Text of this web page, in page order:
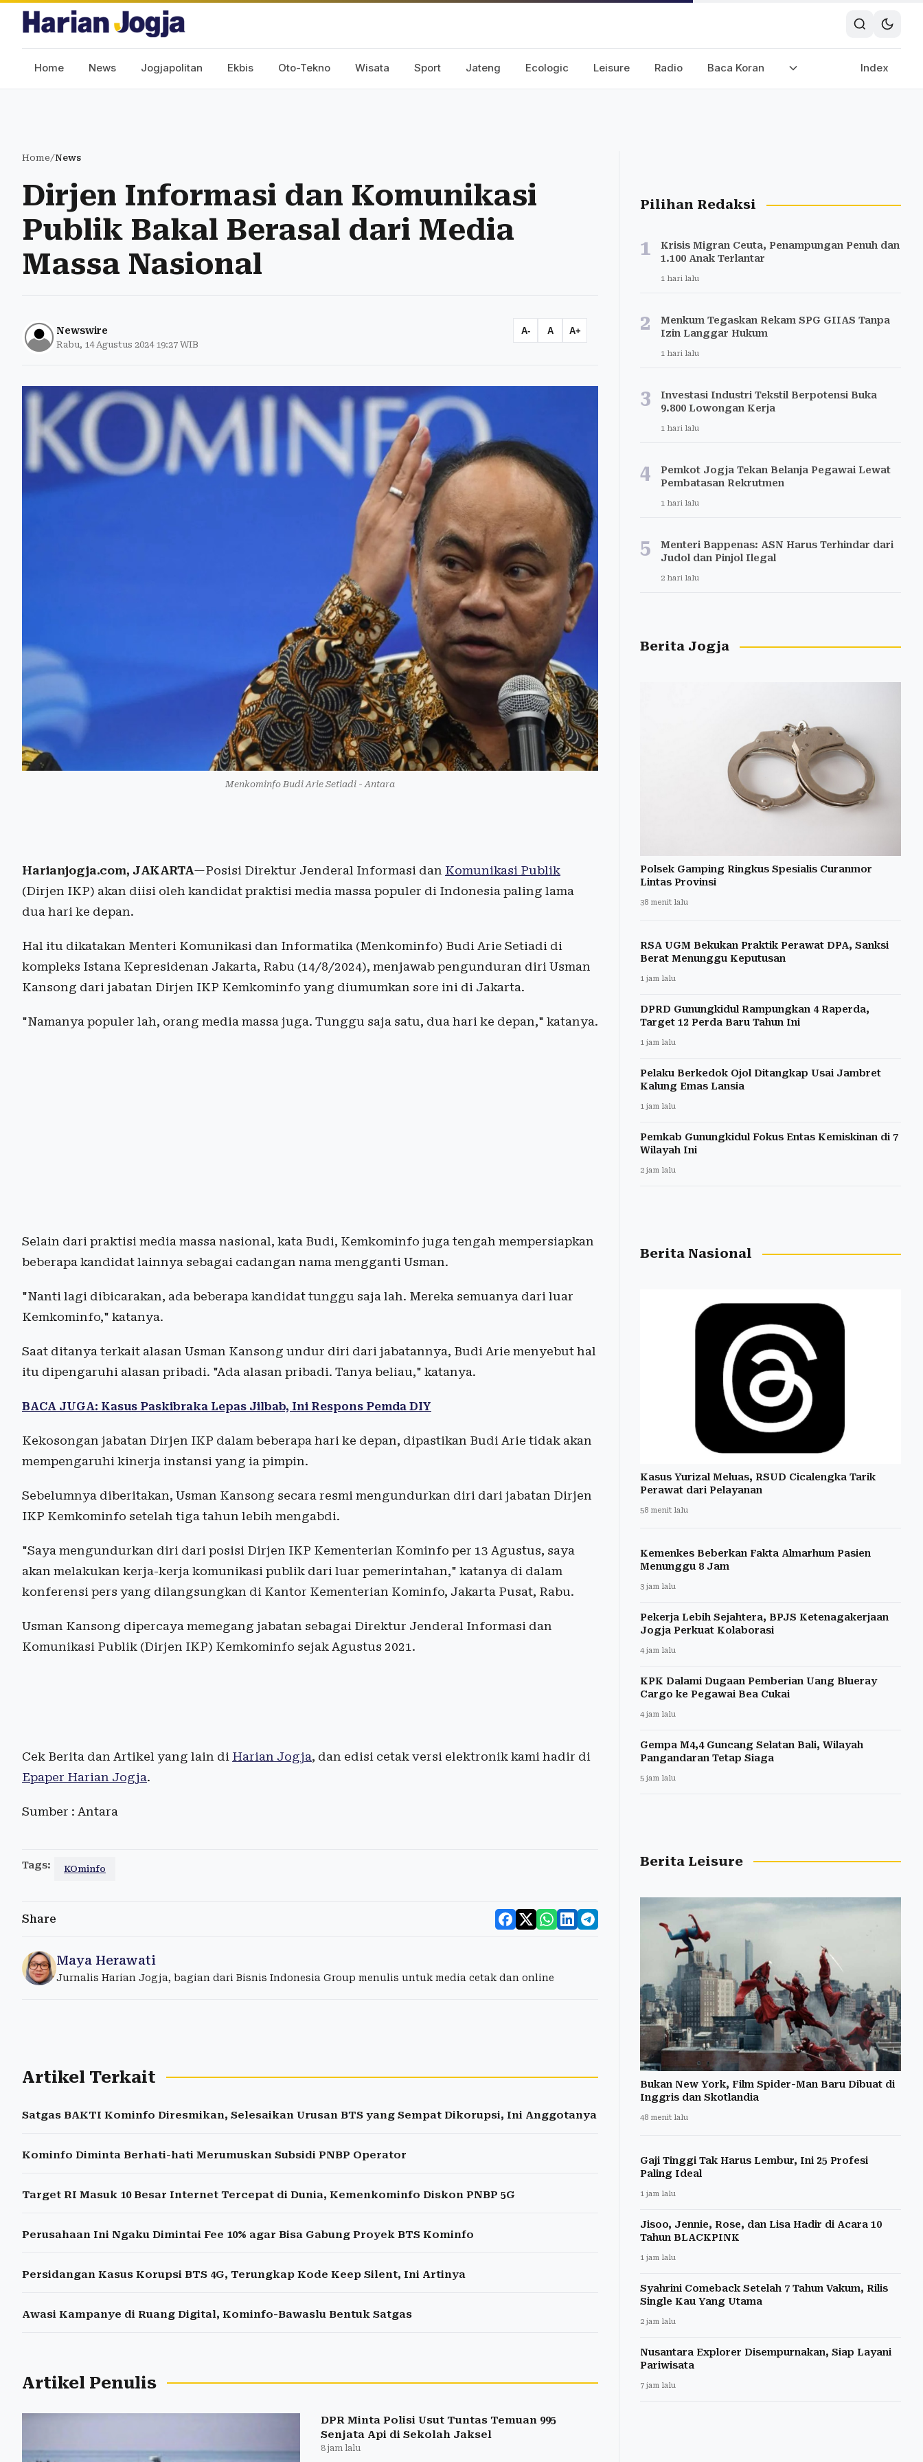
Home News Jogjapolitan Ekbis Oto-Tekno Wisata Sport Jateng Ecologic Leisure Radio Baca Koran Index
Home/News
Dirjen Informasi dan Komunikasi
Publik Bakal Berasal dari Media
Massa Nasional
Newswire
Rabu, 14 Agustus 2024 19:27 WIB
A- A A+
Menkominfo Budi Arie Setiadi - Antara
Harianjogja.com, JAKARTA—Posisi Direktur Jenderal Informasi dan Komunikasi Publik
(Dirjen IKP) akan diisi oleh kandidat praktisi media massa populer di Indonesia paling lama
dua hari ke depan.
Hal itu dikatakan Menteri Komunikasi dan Informatika (Menkominfo) Budi Arie Setiadi di
kompleks Istana Kepresidenan Jakarta, Rabu (14/8/2024), menjawab pengunduran diri Usman
Kansong dari jabatan Dirjen IKP Kemkominfo yang diumumkan sore ini di Jakarta.
"Namanya populer lah, orang media massa juga. Tunggu saja satu, dua hari ke depan," katanya.
Selain dari praktisi media massa nasional, kata Budi, Kemkominfo juga tengah mempersiapkan
beberapa kandidat lainnya sebagai cadangan nama mengganti Usman.
"Nanti lagi dibicarakan, ada beberapa kandidat tunggu saja lah. Mereka semuanya dari luar
Kemkominfo," katanya.
Saat ditanya terkait alasan Usman Kansong undur diri dari jabatannya, Budi Arie menyebut hal
itu dipengaruhi alasan pribadi. "Ada alasan pribadi. Tanya beliau," katanya.
BACA JUGA: Kasus Paskibraka Lepas Jilbab, Ini Respons Pemda DIY
Kekosongan jabatan Dirjen IKP dalam beberapa hari ke depan, dipastikan Budi Arie tidak akan
mempengaruhi kinerja instansi yang ia pimpin.
Sebelumnya diberitakan, Usman Kansong secara resmi mengundurkan diri dari jabatan Dirjen
IKP Kemkominfo setelah tiga tahun lebih mengabdi.
"Saya mengundurkan diri dari posisi Dirjen IKP Kementerian Kominfo per 13 Agustus, saya
akan melakukan kerja-kerja komunikasi publik dari luar pemerintahan," katanya di dalam
konferensi pers yang dilangsungkan di Kantor Kementerian Kominfo, Jakarta Pusat, Rabu.
Usman Kansong dipercaya memegang jabatan sebagai Direktur Jenderal Informasi dan
Komunikasi Publik (Dirjen IKP) Kemkominfo sejak Agustus 2021.
Cek Berita dan Artikel yang lain di Harian Jogja, dan edisi cetak versi elektronik kami hadir di
Epaper Harian Jogja.
Sumber : Antara
Tags: KOminfo
Share
Maya Herawati
Jurnalis Harian Jogja, bagian dari Bisnis Indonesia Group menulis untuk media cetak dan online
Artikel Terkait
Satgas BAKTI Kominfo Diresmikan, Selesaikan Urusan BTS yang Sempat Dikorupsi, Ini Anggotanya
Kominfo Diminta Berhati-hati Merumuskan Subsidi PNBP Operator
Target RI Masuk 10 Besar Internet Tercepat di Dunia, Kemenkominfo Diskon PNBP 5G
Perusahaan Ini Ngaku Dimintai Fee 10% agar Bisa Gabung Proyek BTS Kominfo
Persidangan Kasus Korupsi BTS 4G, Terungkap Kode Keep Silent, Ini Artinya
Awasi Kampanye di Ruang Digital, Kominfo-Bawaslu Bentuk Satgas
Artikel Penulis
DPR Minta Polisi Usut Tuntas Temuan 995
Senjata Api di Sekolah Jaksel
8 jam lalu
Pilihan Redaksi
1
Krisis Migran Ceuta, Penampungan Penuh dan
1.100 Anak Terlantar
1 hari lalu
2
Menkum Tegaskan Rekam SPG GIIAS Tanpa
Izin Langgar Hukum
1 hari lalu
3
Investasi Industri Tekstil Berpotensi Buka
9.800 Lowongan Kerja
1 hari lalu
4
Pemkot Jogja Tekan Belanja Pegawai Lewat
Pembatasan Rekrutmen
1 hari lalu
5
Menteri Bappenas: ASN Harus Terhindar dari
Judol dan Pinjol Ilegal
2 hari lalu
Berita Jogja
Polsek Gamping Ringkus Spesialis Curanmor
Lintas Provinsi
38 menit lalu
RSA UGM Bekukan Praktik Perawat DPA, Sanksi
Berat Menunggu Keputusan
1 jam lalu
DPRD Gunungkidul Rampungkan 4 Raperda,
Target 12 Perda Baru Tahun Ini
1 jam lalu
Pelaku Berkedok Ojol Ditangkap Usai Jambret
Kalung Emas Lansia
1 jam lalu
Pemkab Gunungkidul Fokus Entas Kemiskinan di 7
Wilayah Ini
2 jam lalu
Berita Nasional
Kasus Yurizal Meluas, RSUD Cicalengka Tarik
Perawat dari Pelayanan
58 menit lalu
Kemenkes Beberkan Fakta Almarhum Pasien
Menunggu 8 Jam
3 jam lalu
Pekerja Lebih Sejahtera, BPJS Ketenagakerjaan
Jogja Perkuat Kolaborasi
4 jam lalu
KPK Dalami Dugaan Pemberian Uang Blueray
Cargo ke Pegawai Bea Cukai
4 jam lalu
Gempa M4,4 Guncang Selatan Bali, Wilayah
Pangandaran Tetap Siaga
5 jam lalu
Berita Leisure
Bukan New York, Film Spider-Man Baru Dibuat di
Inggris dan Skotlandia
48 menit lalu
Gaji Tinggi Tak Harus Lembur, Ini 25 Profesi
Paling Ideal
1 jam lalu
Jisoo, Jennie, Rose, dan Lisa Hadir di Acara 10
Tahun BLACKPINK
1 jam lalu
Syahrini Comeback Setelah 7 Tahun Vakum, Rilis
Single Kau Yang Utama
2 jam lalu
Nusantara Explorer Disempurnakan, Siap Layani
Pariwisata
7 jam lalu